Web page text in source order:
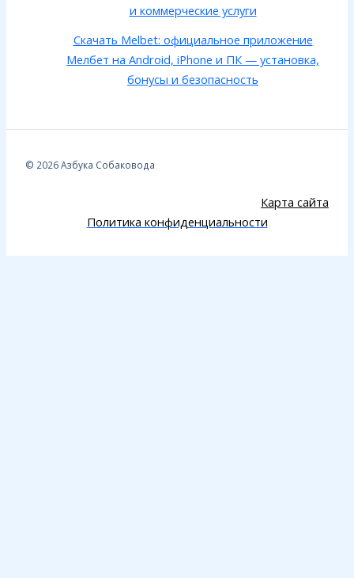
и коммерческие услуги
Скачать Melbet: официальное приложение
Мелбет на Android, iPhone и ПК — установка,
бонусы и безопасность
© 2026 Азбука Собаковода
Карта сайта
Политика конфиденциальности